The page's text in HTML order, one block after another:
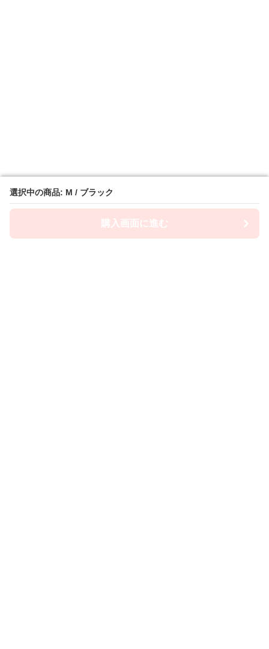
選択中の商品: M / ブラック
購入画面に進む
選択中の商品: M / ブラック
購入画面に進む